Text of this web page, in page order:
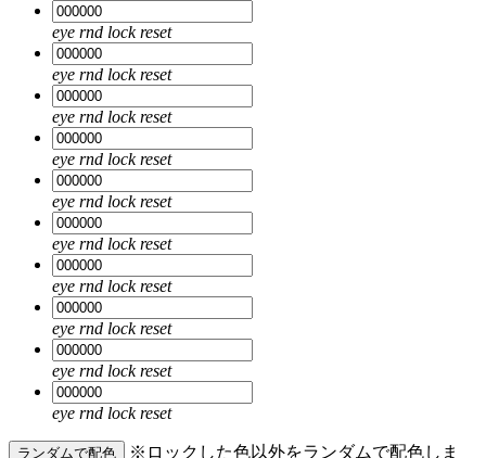
eye rnd lock reset
eye rnd lock reset
eye rnd lock reset
eye rnd lock reset
eye rnd lock reset
eye rnd lock reset
eye rnd lock reset
eye rnd lock reset
eye rnd lock reset
eye rnd lock reset
ランダムで配色
※ロックした色以外をランダムで配色しま